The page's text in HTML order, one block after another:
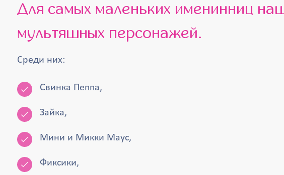
Для самых маленьких именинниц наши аниматоры готовы предложить богатый выбор
мультяшных персонажей.
Среди них:
Свинка Пеппа,
Зайка,
Мини и Микки Маус,
Фиксики,